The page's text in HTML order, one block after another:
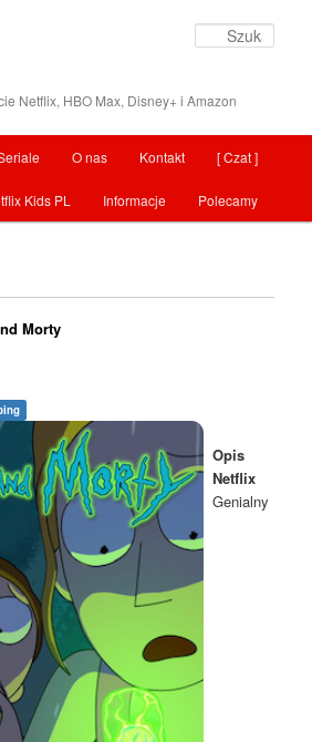
Netflix, HBO Max, Disney+ i Amazon
[ Czat ]
Kontakt
O nas
Polecamy
Informacje
Kids PL
Morty
Opis
Netflix
Genialny